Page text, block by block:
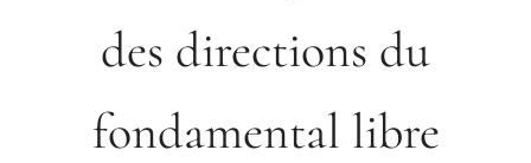
des directions du
fondamental libre